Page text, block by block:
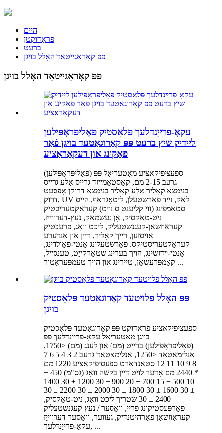
היים
פּראָדוקטן
ברעט
פּפּ קאָראַגייטאַד האָלל בויגן
פּפּ קאָראַגייטאַד האָלל בויגן
עקאָ-פרייַנדלעך פּלאַסטיק פּאָליפּראָפּילען
ליידיק שיץ ברעט פּפּ קאָרוגאַטעד בויגן פֿאַר
פּאַקינג און דעקאָראַציע
ספעציפיקאציע מאַטעריאַל פּפּ (פּאָליפּראָפּילען)
גרעב 2-15 מם, קאַסטאַמייזד גרייס אַלע גרייס
בנימצא קאָליר אַלע קאָליר בנימצא דרוקן אָפסעט
דרוק, UV לאַק, זייַד פאַרשטעלן, ליטאָגראַף, הייס
סטאַמפּינג (ווי קליענט ס נויט) קעראַקטעריסטיק
ניט-טאַקסיק, אָן געשמאַק, נעץ-דערווייַז,
קעראָוזשאַן-קעגנשטעליק, ליכט וואָג, פּרעכטיק
אויסזען, רייַך קאָליר, ריין און אנדערע
קעראַקטעריסטיקס. פאָרשטעלונג אַנטי-פאָולדינג,
אַנטי-יידזשינג, הויך בערינג שטאַרקייַט, טענסייל,
קאַמפּרעשאַן, טיירינג און הויך טעמפּעראַטור ...
פּפּ האָלל פלויטעד קאָרוגאַטעד פּלאַסטיק
בויגן
ספעציפיקאציע פראדוקט פּפּ קאָרוגאַטעד פּלאַסטיק
בויגן מאַטעריאַל עקאָ-פרייַנדלעך פּפּ
(פּאָליפּראָפּילען) ברייט (מם) און לענג (מם) ≤1750,
אַנלימאַטאַד ≤1250, אַנלימאַטאַד גרעב 2 3 4 5 6 7
8 9 10 11 12 סטאַנדאַרט ספּעסיפיקאַציע 1220 מם
* 2440 מם אָדער לויט דיין בקשה וואָג (גס"מ) 450 ±
10 500 ± 15 700 ± 20 900 ± 30 1200 ± 30 1400
± 30 1600 ± 30 1800 ± 30 2000 ± 30 2200 ± 30
2400 ± 30 שטריך ליכט וואָג, ניט-טאַקסיק,
פאַרפּעסטיקונג פריי, וואַסער / נעץ קעגנשטעליק
קעראָוזשאַן פאַרהיטנדיק, געווער, וואַסער דערווייַז
עקאָ-פרייַנדלעך, ...